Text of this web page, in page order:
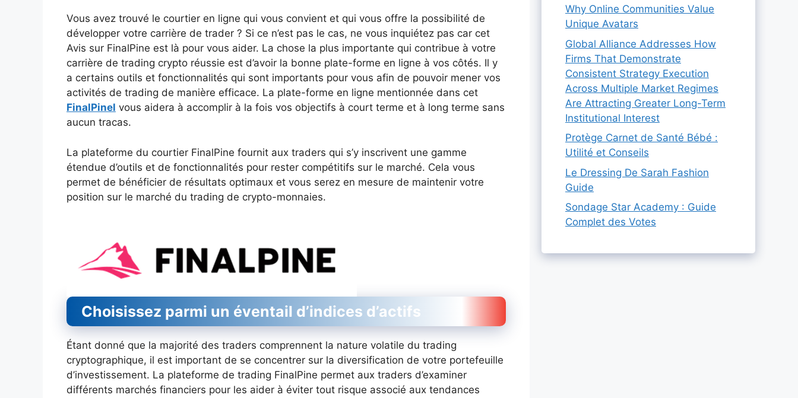
Vous avez trouvé le courtier en ligne qui vous convient et qui vous offre la possibilité de
développer votre carrière de trader ? Si ce n’est pas le cas, ne vous inquiétez pas car cet
Avis sur FinalPine est là pour vous aider. La chose la plus importante qui contribue à votre
carrière de trading crypto réussie est d’avoir la bonne plate-forme en ligne à vos côtés. Il y
a certains outils et fonctionnalités qui sont importants pour vous afin de pouvoir mener vos
activités de trading de manière efficace. La plate-forme en ligne mentionnée dans cet
FinalPinel vous aidera à accomplir à la fois vos objectifs à court terme et à long terme sans
aucun tracas.
La plateforme du courtier FinalPine fournit aux traders qui s’y inscrivent une gamme
étendue d’outils et de fonctionnalités pour rester compétitifs sur le marché. Cela vous
permet de bénéficier de résultats optimaux et vous serez en mesure de maintenir votre
position sur le marché du trading de crypto-monnaies.
Choisissez parmi un éventail d’indices d’actifs
Étant donné que la majorité des traders comprennent la nature volatile du trading
cryptographique, il est important de se concentrer sur la diversification de votre portefeuille
d’investissement. La plateforme de trading FinalPine permet aux traders d’examiner
différents marchés financiers pour les aider à éviter tout risque associé aux tendances
Why Online Communities Value
Unique Avatars
Global Alliance Addresses How
Firms That Demonstrate
Consistent Strategy Execution
Across Multiple Market Regimes
Are Attracting Greater Long-Term
Institutional Interest
Protège Carnet de Santé Bébé :
Utilité et Conseils
Le Dressing De Sarah Fashion
Guide
Sondage Star Academy : Guide
Complet des Votes